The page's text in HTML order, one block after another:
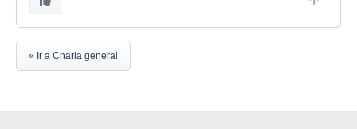
« Ir a Charla general